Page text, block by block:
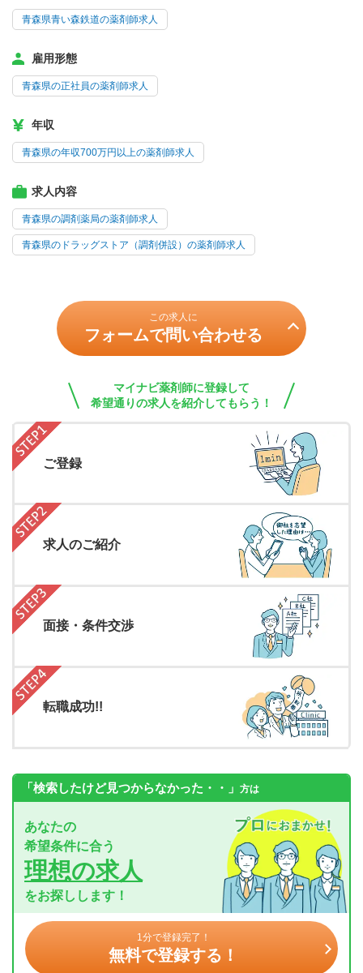
青森県青い森鉄道の薬剤師求人
雇用形態
青森県の正社員の薬剤師求人
年収
青森県の年収700万円以上の薬剤師求人
求人内容
青森県の調剤薬局の薬剤師求人
青森県のドラッグストア（調剤併設）の薬剤師求人
この求人に
フォームで問い合わせる
マイナビ薬剤師に登録して
希望通りの求人を紹介してもらう！
ご登録
求人のご紹介
面接・条件交渉
転職成功!!
「検索したけど見つからなかった・・」 方は
あなたの
希望条件に合う
理想の求人
をお探しします！
1分で登録完了！
無料で登録する！